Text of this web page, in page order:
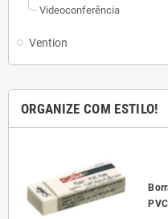
Videoconferência
Vention
ORGANIZE COM ESTILO!